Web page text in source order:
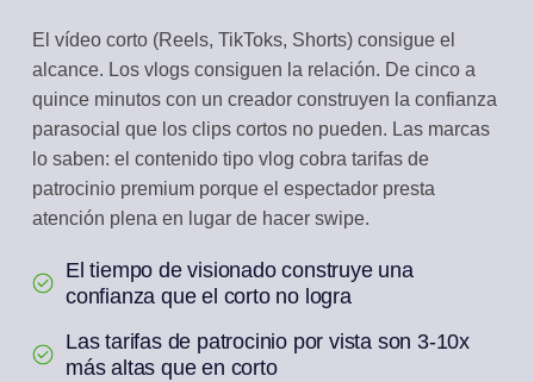
El vídeo corto (Reels, TikToks, Shorts) consigue el
alcance. Los vlogs consiguen la relación. De cinco a
quince minutos con un creador construyen la confianza
parasocial que los clips cortos no pueden. Las marcas
lo saben: el contenido tipo vlog cobra tarifas de
patrocinio premium porque el espectador presta
atención plena en lugar de hacer swipe.
El tiempo de visionado construye una
confianza que el corto no logra
Las tarifas de patrocinio por vista son 3-10x
más altas que en corto